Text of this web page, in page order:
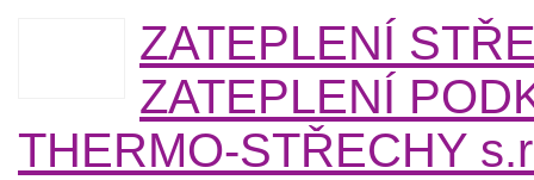
ZATEPLENÍ
ZATEPLENÍ
THERMO-STŘECHY